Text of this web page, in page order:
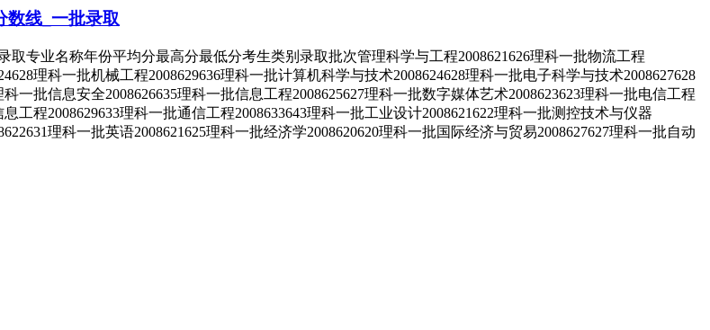
数线_一批录取
专业名称年份平均分最高分最低分考生类别录取批次管理科学与工程2008621626理科一批物流工程
理科一批机械工程2008629636理科一批计算机科学与技术2008624628理科一批电子科学与技术2008627628
一批信息安全2008626635理科一批信息工程2008625627理科一批数字媒体艺术2008623623理科一批电信工程
工程2008629633理科一批通信工程2008633643理科一批工业设计2008621622理科一批测控技术与仪器
理科一批英语2008621625理科一批经济学2008620620理科一批国际经济与贸易2008627627理科一批自动